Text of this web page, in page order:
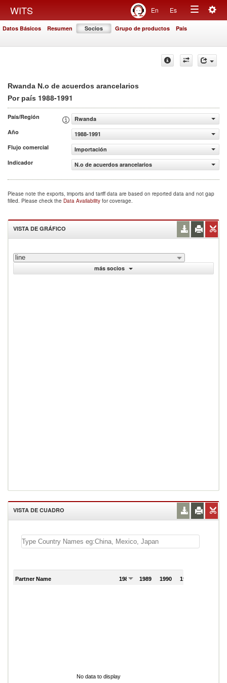
WITS En Es
Toggle
Datos Básicos Resumen Socios Grupo de productos País
Rwanda N.o de acuerdos arancelarios
Por país 1988-1991
País/Región
Rwanda
Año
1988-1991
Flujo comercial
Importación
Indicador
N.o de acuerdos arancelarios
Please note the exports, imports and tariff data are based on reported data and not gap
filled. Please check the Data Availability for coverage.
VISTA DE GRÁFICO
line
más socios
VISTA DE CUADRO
Partner Name 1988 1989 1990 1991
No data to display